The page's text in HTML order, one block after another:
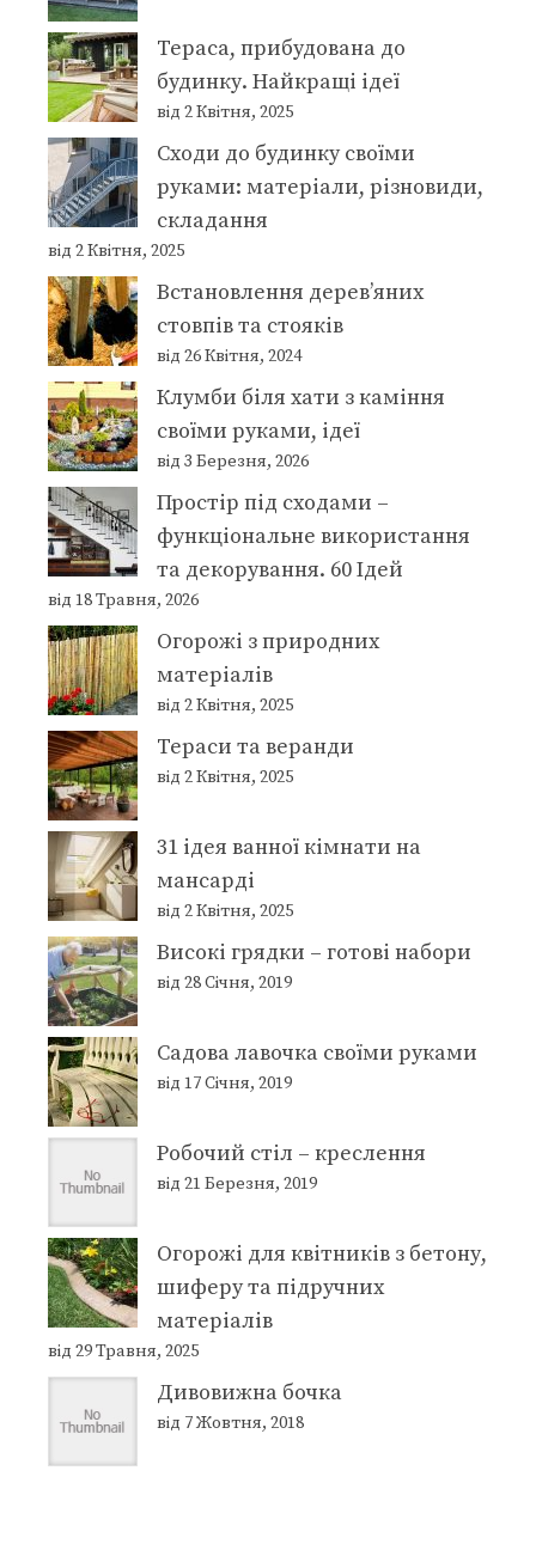
Тераса, прибудована до
будинку. Найкращі ідеї
від 2 Квітня, 2025
Сходи до будинку своїми
руками: матеріали, різновиди,
складання
від 2 Квітня, 2025
Встановлення дерев’яних
стовпів та стояків
від 26 Квітня, 2024
Клумби біля хати з каміння
своїми руками, ідеї
від 3 Березня, 2026
Простір під сходами –
функціональне використання
та декорування. 60 Ідей
від 18 Травня, 2026
Огорожі з природних
матеріалів
від 2 Квітня, 2025
Тераси та веранди
від 2 Квітня, 2025
31 ідея ванної кімнати на
мансарді
від 2 Квітня, 2025
Високі грядки – готові набори
від 28 Січня, 2019
Садова лавочка своїми руками
від 17 Січня, 2019
Робочий стіл – креслення
від 21 Березня, 2019
Огорожі для квітників з бетону,
шиферу та підручних
матеріалів
від 29 Травня, 2025
Дивовижна бочка
від 7 Жовтня, 2018